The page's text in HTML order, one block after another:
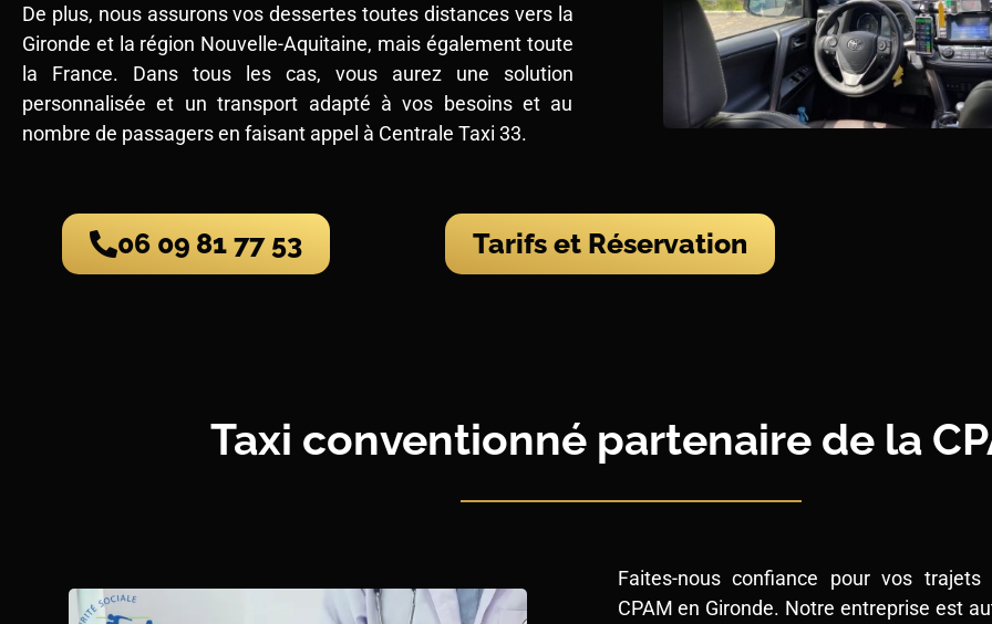
De plus, nous assurons vos dessertes toutes distances vers la
Gironde et la région Nouvelle-Aquitaine, mais également toute
la France. Dans tous les cas, vous aurez une solution
personnalisée et un transport adapté à vos besoins et au
nombre de passagers en faisant appel à Centrale Taxi 33.
06 09 81 77 53 Tarifs et Réservation
Taxi conventionné partenaire de la
Faites-nous confiance pour vos
CPAM en Gironde. Notre entreprise est